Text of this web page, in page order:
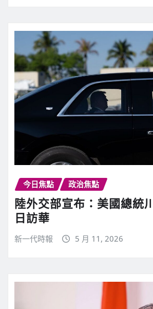
今日焦點 政治焦點
陸外交部宣布：美國總統
日訪華
新一代時報 5 月 11, 2026